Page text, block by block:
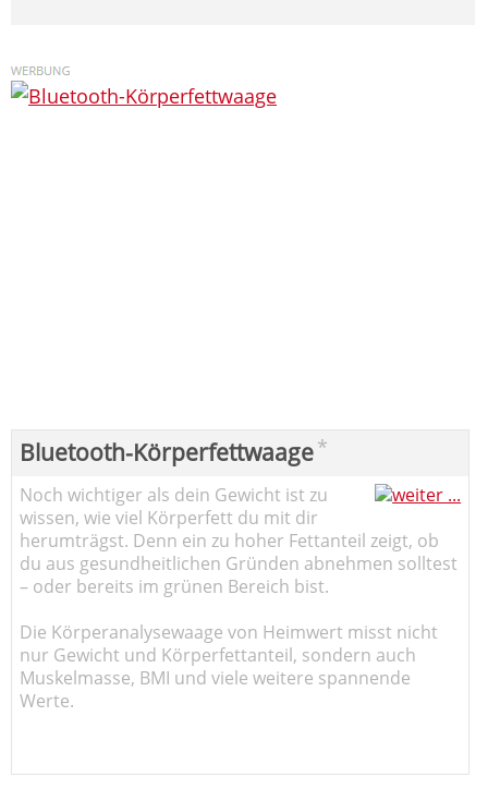
Bluetooth-Körperfettwaage*
Noch wichtiger als dein Gewicht ist zu
wissen, wie viel Körperfett du mit dir
herumträgst. Denn ein zu hoher Fettanteil zeigt, ob
du aus gesundheitlichen Gründen abnehmen solltest
– oder bereits im grünen Bereich bist.
Die Körperanalysewaage von Heimwert misst nicht
nur Gewicht und Körperfettanteil, sondern auch
Muskelmasse, BMI und viele weitere spannende
Werte.